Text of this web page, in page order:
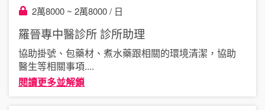
2萬8000 ~ 2萬8000 / 日
羅晉專中醫診所診所助理
協助掛號、包藥材、煮水藥跟相關的環境清潔，協助
醫生等相關事項....
閱讀更多並解鎖